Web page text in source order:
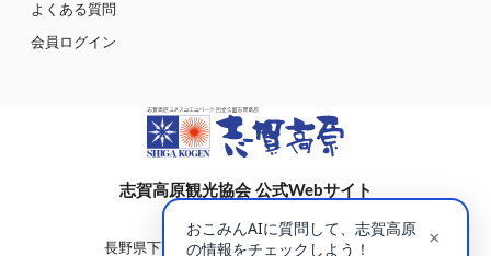
よくある質問
会員ログイン
志賀高原観光協会 公式Webサイト
〒381-0401
長野県下高井郡山ノ内町大字平穏7148(蓮池)